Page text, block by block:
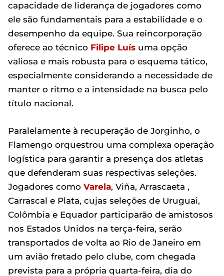
capacidade de liderança de jogadores como
ele são fundamentais para a estabilidade e o
desempenho da equipe. Sua reincorporação
oferece ao técnico Filipe Luís uma opção
valiosa e mais robusta para o esquema tático,
especialmente considerando a necessidade de
manter o ritmo e a intensidade na busca pelo
título nacional.
Paralelamente à recuperação de Jorginho, o
Flamengo orquestrou uma complexa operação
logística para garantir a presença dos atletas
que defenderam suas respectivas seleções.
Jogadores como Varela, Viña, Arrascaeta ,
Carrascal e Plata, cujas seleções de Uruguai,
Colômbia e Equador participarão de amistosos
nos Estados Unidos na terça-feira, serão
transportados de volta ao Rio de Janeiro em
um avião fretado pelo clube, com chegada
prevista para a própria quarta-feira, dia do